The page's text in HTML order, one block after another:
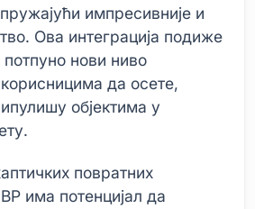
импресивније и
Ова интеграција подиже
нови ниво
да осете,
објектима у
повратних
има потенцијал да